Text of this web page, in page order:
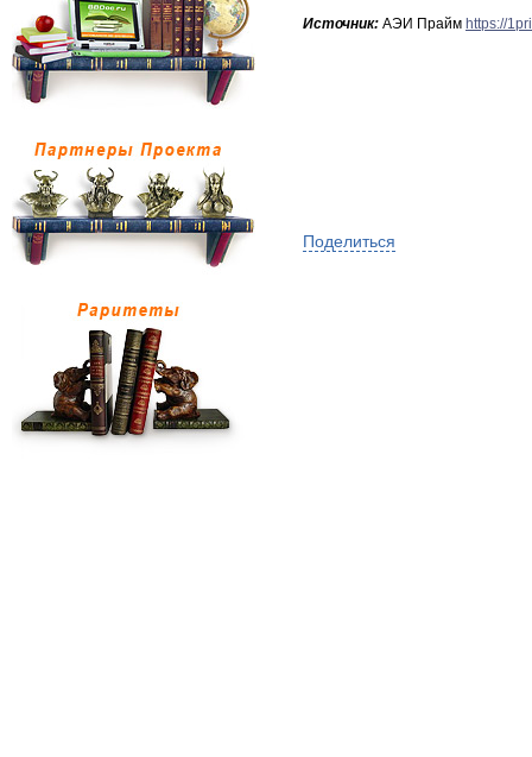
Источник: АЭИ Прайм https://
Поделиться